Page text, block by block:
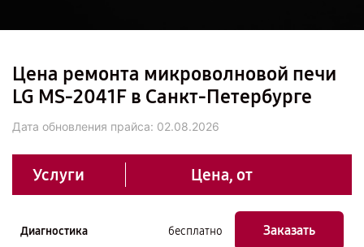
Цена ремонта микроволновой печи
LG MS-2041F в Санкт-Петербурге
Дата обновления прайса: 02.08.2026
Услуги Цена, от
Диагностика бесплатно Заказать